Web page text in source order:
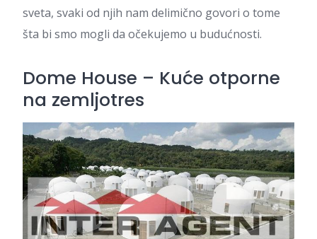
sveta, svaki od njih nam delimično govori o tome
šta bi smo mogli da očekujemo u budućnosti.
Dome House – Kuće otporne
na zemljotres